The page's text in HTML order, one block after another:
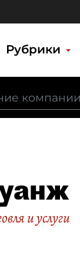
Рубрики
и услуги